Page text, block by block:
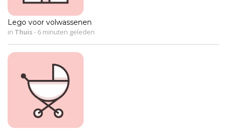
Lego voor volwassenen
in Thuis- 6 minuten geleden